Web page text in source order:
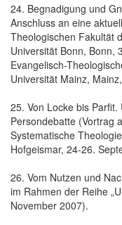
24. Begnadigung und
Anschluss an eine
Theologischen Fakultät
Universität Bonn, Bonn,
Evangelisch-
Universität Mainz,
25. Von Locke bis
Persondebatte (Vortrag
Systematische
Hofgeismar, 24-26.
26. Vom Nutzen und
im Rahmen der Reihe
November 2007).